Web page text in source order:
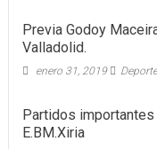
Previa Godoy
Valladolid.
enero 31, 2019
Partidos
E.BM.Xiria